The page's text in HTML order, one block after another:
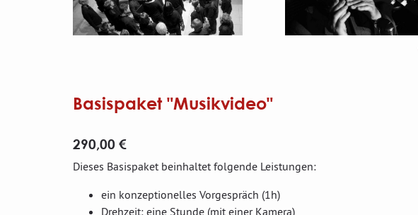
Basispaket "Musikvideo"
290,00 €
Dieses Basispaket beinhaltet folgende Leistungen:
ein konzeptionelles Vorgespräch (1h)
Drehzeit: eine Stunde (mit einer Kamera)